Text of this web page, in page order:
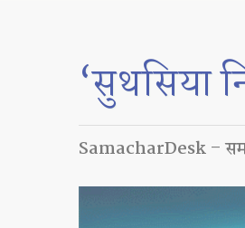
‘सुथसिया
SamacharDesk –